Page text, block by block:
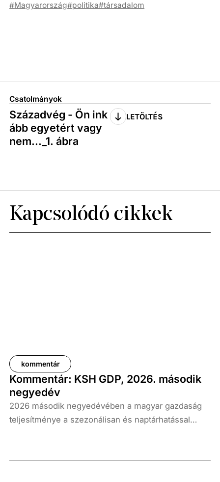
Magyarország politika társadalom
Csatolmányok
Századvég - Ön ink
ább egyetért vagy
nem..._1. ábra
LETÖLTÉS
Kapcsolódó cikkek
kommentár
Kommentár: KSH GDP, 2026. második
negyedév
2026 második negyedévében a magyar gazdaság
teljesítménye a szezonálisan és naptárhatással
százalékkal, míg az előző negyedévhez képest 0,4